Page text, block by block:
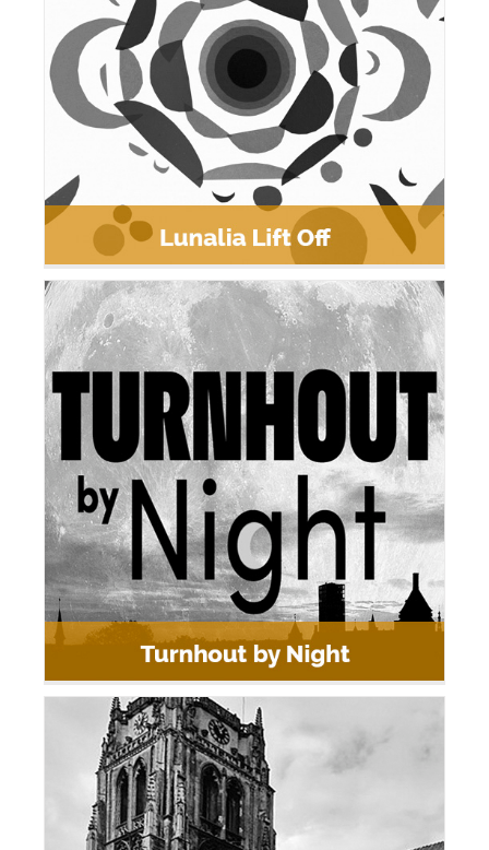
Lunalia Lift Off
Turnhout by night